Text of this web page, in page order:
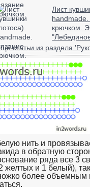
Лист
крючком.
статьи из раздела
нить и
в обратную
ряда все 3
желтых и 1 белый),
более объемным